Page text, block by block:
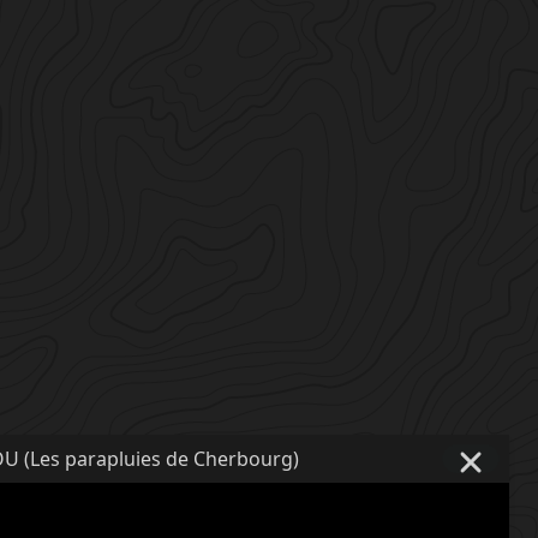
(Les parapluies de Cherbourg)